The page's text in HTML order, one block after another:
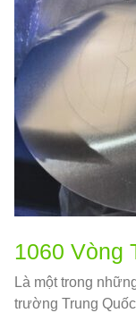
1060 Vòng
Là một trong
trường Trung